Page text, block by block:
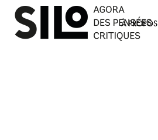
À PROPOS